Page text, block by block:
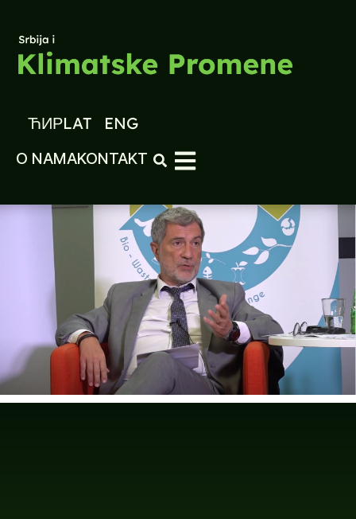
ЋИРLAT ENG
O NAMAKONTAKT